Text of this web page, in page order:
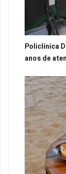
Policlínica
anos de